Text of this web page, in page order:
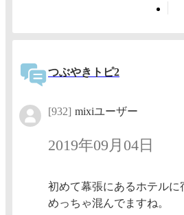
つぶやきトピ2
[932] mixiユーザー
2019年09月04日
初めて幕張にあるホテルに
めっちゃ混んでますね。